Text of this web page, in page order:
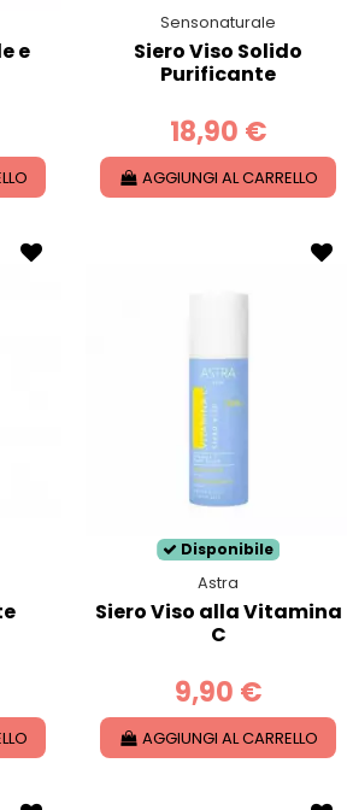
e
Sensonaturale
Siero Viso Solido
Purificante
18,90 €
AGGIUNGI AL CARRELLO
Disponibile
Astra
Siero Viso alla Vitamina
C
9,90 €
AGGIUNGI AL CARRELLO